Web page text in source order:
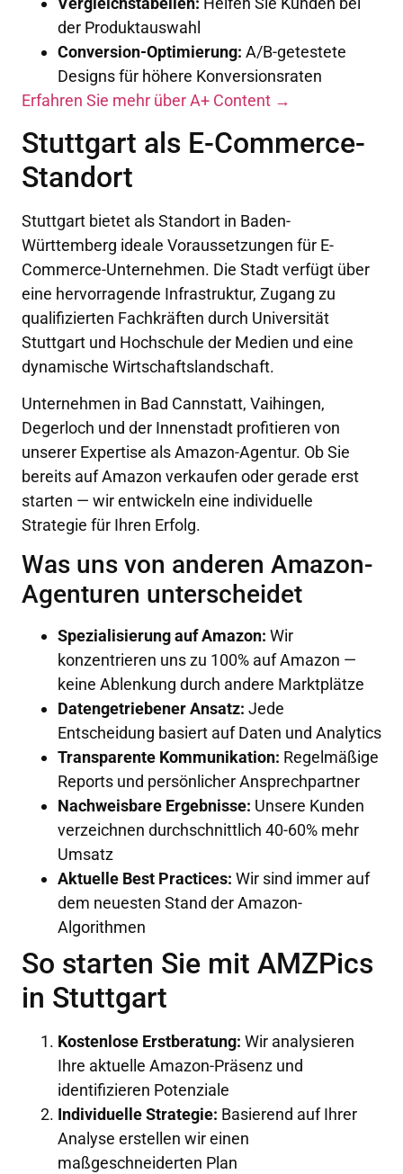
der Produktauswahl
Conversion-Optimierung: A/B-getestete
Designs für höhere Konversionsraten
Erfahren Sie mehr über A+ Content →
Stuttgart als E-Commerce-
Standort
Stuttgart bietet als Standort in Baden-
Württemberg ideale Voraussetzungen für E-
Commerce-Unternehmen. Die Stadt verfügt über
eine hervorragende Infrastruktur, Zugang zu
qualifizierten Fachkräften durch Universität
Stuttgart und Hochschule der Medien und eine
dynamische Wirtschaftslandschaft.
Unternehmen in Bad Cannstatt, Vaihingen,
Degerloch und der Innenstadt profitieren von
unserer Expertise als Amazon-Agentur. Ob Sie
bereits auf Amazon verkaufen oder gerade erst
starten — wir entwickeln eine individuelle
Strategie für Ihren Erfolg.
Was uns von anderen Amazon-
Agenturen unterscheidet
Spezialisierung auf Amazon: Wir
konzentrieren uns zu 100% auf Amazon —
keine Ablenkung durch andere Marktplätze
Datengetriebener Ansatz: Jede
Entscheidung basiert auf Daten und Analytics
Transparente Kommunikation: Regelmäßige
Reports und persönlicher Ansprechpartner
Nachweisbare Ergebnisse: Unsere Kunden
verzeichnen durchschnittlich 40-60% mehr
Umsatz
Aktuelle Best Practices: Wir sind immer auf
dem neuesten Stand der Amazon-
Algorithmen
So starten Sie mit AMZPics
in Stuttgart
Kostenlose Erstberatung: Wir analysieren
Ihre aktuelle Amazon-Präsenz und
identifizieren Potenziale
Individuelle Strategie: Basierend auf Ihrer
Analyse erstellen wir einen
maßgeschneiderten Plan